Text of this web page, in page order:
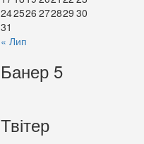
242526 272829 30
31
« Лип
Банер 5
Твітер